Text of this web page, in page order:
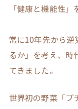
「健康と機能性」
常に10年先から逆
るか」を考え、時
てきました。
世界初の野菜「